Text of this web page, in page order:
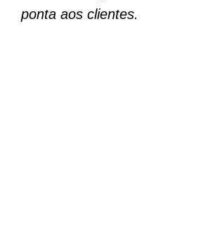
ponta aos clientes.